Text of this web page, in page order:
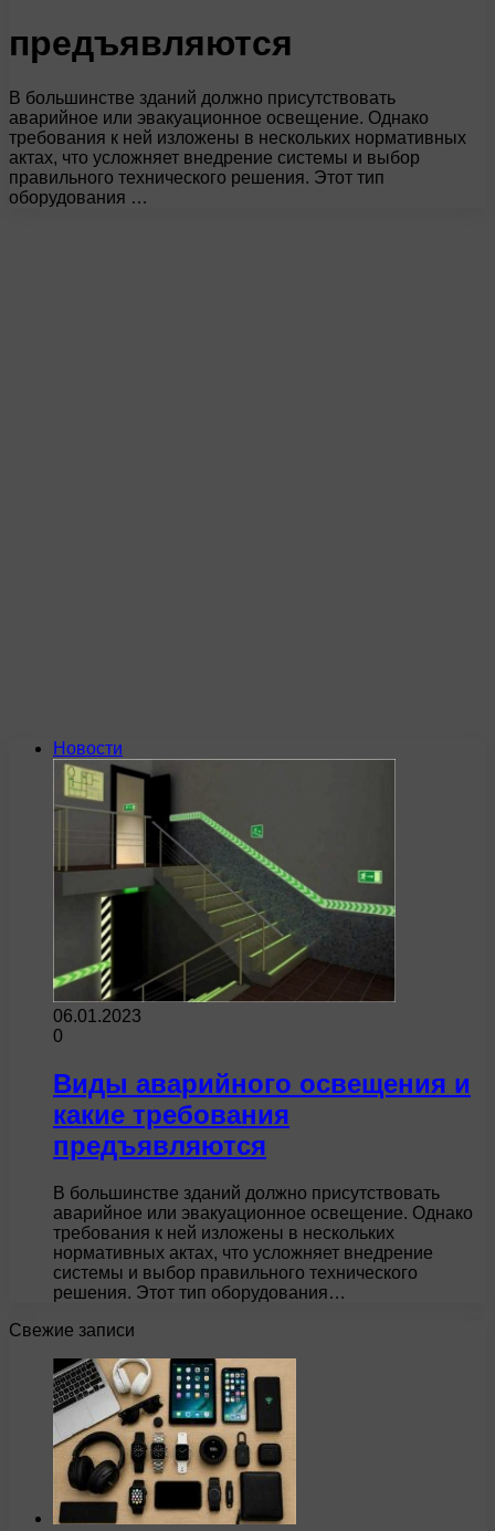
предъявляются
В большинстве зданий должно присутствовать
аварийное или эвакуационное освещение. Однако
требования к ней изложены в нескольких нормативных
актах, что усложняет внедрение системы и выбор
правильного технического решения. Этот тип
оборудования …
Новости
06.01.2023
0
Виды аварийного освещения и
какие требования
предъявляются
В большинстве зданий должно присутствовать
аварийное или эвакуационное освещение. Однако
требования к ней изложены в нескольких
нормативных актах, что усложняет внедрение
системы и выбор правильного технического
решения. Этот тип оборудования…
Свежие записи